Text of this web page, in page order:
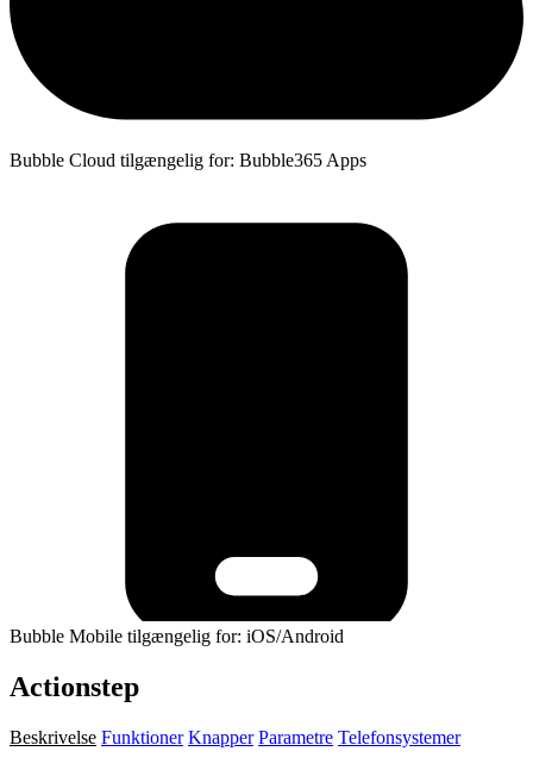
Bubble Cloud tilgængelig for: Bubble365 Apps
Bubble Mobile tilgængelig for: iOS/Android
Actionstep
Beskrivelse Funktioner Knapper Parametre Telefonsystemer